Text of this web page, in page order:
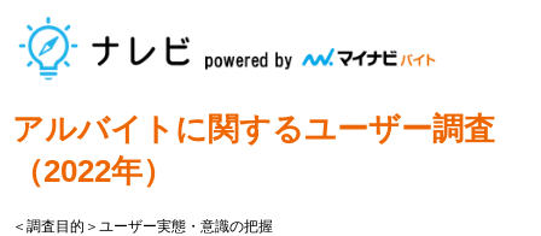
アルバイトに関するユーザー調査
（2022年）
＜調査目的＞ユーザー実態・意識の把握